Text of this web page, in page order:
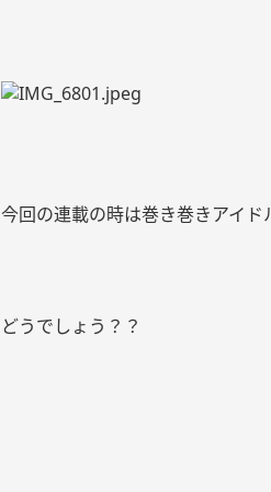
今回の連載の時は巻き巻きアイ
どうでしょう？？